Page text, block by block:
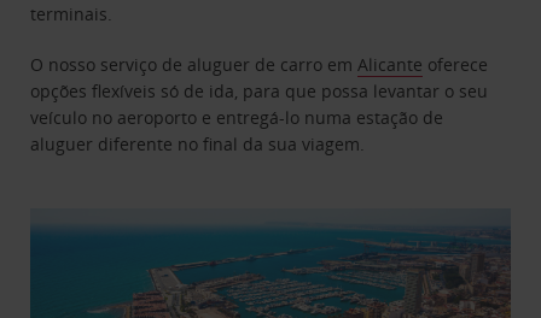
terminais.
O nosso serviço de aluguer de carro em Alicante oferece
opções flexíveis só de ida, para que possa levantar o seu
veículo no aeroporto e entregá-lo numa estação de
aluguer diferente no final da sua viagem.